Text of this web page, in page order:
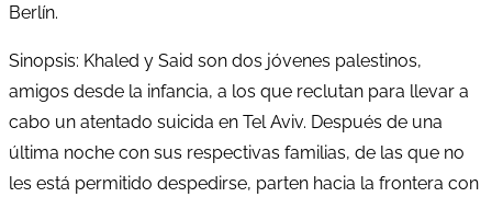
Berlín.
Sinopsis: Khaled y Said son dos jóvenes palestinos,
amigos desde la infancia, a los que reclutan para llevar a
cabo un atentado suicida en Tel Aviv. Después de una
última noche con sus respectivas familias, de las que no
les está permitido despedirse, parten hacia la frontera con